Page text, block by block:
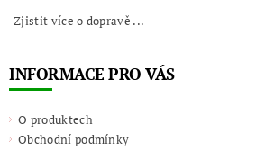
Zjistit více o dopravě ...
INFORMACE PRO VÁS
O produktech
Obchodní podmínky